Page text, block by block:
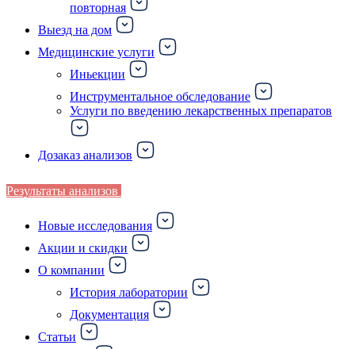
повторная
Выезд на дом
Медицинские услуги
Иньекции
Инструментальное обследование
Услуги по введению лекарственных препаратов
Дозаказ анализов
Результаты анализов
Новые исследования
Акции и скидки
О компании
История лаборатории
Документация
Статьи